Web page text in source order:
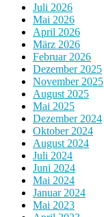
Juli 2026
Mai 2026
April 2026
März 2026
Februar 2026
Dezember 2025
November 2025
August 2025
Mai 2025
Dezember 2024
Oktober 2024
August 2024
Juli 2024
Juni 2024
Mai 2024
Januar 2024
Mai 2023